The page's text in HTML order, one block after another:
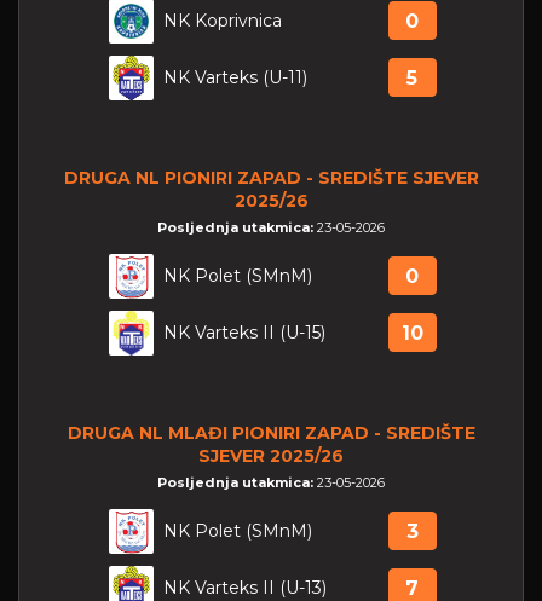
NK Koprivnica 0
NK Varteks (U-11) 5
DRUGA NL PIONIRI ZAPAD - SREDIŠTE SJEVER
2025/26
Posljednja utakmica: 23-05-2026
NK Polet (SMnM) 0
NK Varteks II (U-15) 10
DRUGA NL MLAĐI PIONIRI ZAPAD - SREDIŠTE
SJEVER 2025/26
Posljednja utakmica: 23-05-2026
NK Polet (SMnM) 3
NK Varteks II (U-13) 7